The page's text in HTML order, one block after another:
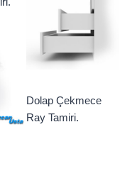
Dolap Çekmece
Ray Tamiri.